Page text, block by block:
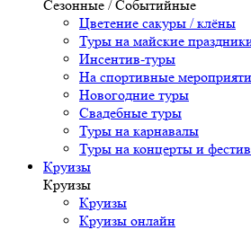
Сезонные / Событийные
Цветение сакуры / клёны
Туры на майские
Инсентив-туры
На спортивные
Новогодние туры
Свадебные туры
Туры на карнавалы
Туры на концерты и
Круизы
Круизы
Круизы
Круизы онлайн